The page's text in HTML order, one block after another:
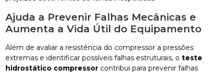
Ajuda a Prevenir Falhas Mecânicas e
Aumenta a Vida Útil do Equipamento
Além de avaliar a resistência do compressor a pressões
extremas e identificar possíveis falhas estruturais, oteste
hidrostático compressor contribui para prevenir falhas